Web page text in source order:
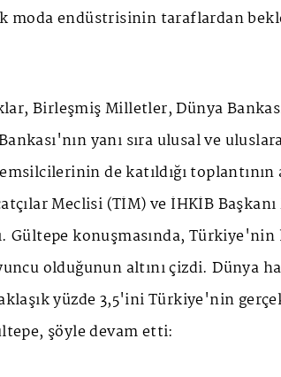
moda endüstrisinin taraflardan
Birleşmiş Milletler, Dünya
yanı sıra ulusal ve
de katıldığı toplantının
Meclisi (TİM) ve İHKİB
Gültepe konuşmasında, Türkiye'nin
olduğunun altını çizdi. Dünya
yüzde 3,5'ini Türkiye'nin
şöyle devam etti: